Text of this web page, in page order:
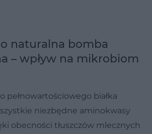
naturalna bomba
– wpływ na mikrobiom
pełnowartościowego białka
niezbędne aminokwasy
obecności tłuszczów mlecznych